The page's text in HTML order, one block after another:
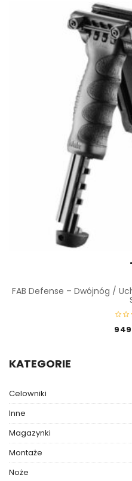
KATEGORIE
Celowniki
Inne
Magazynki
Montaże
Noże
FAB Defense – Dwójnóg /